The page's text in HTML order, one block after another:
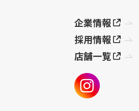
企業情報
採用情報
店舗一覧